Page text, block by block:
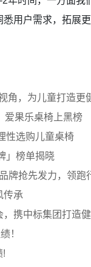
用户需求，拓展
角，为儿童打造更
爱果乐桌椅上黑榜
性选购儿童桌椅
」榜单揭晓
牌抢先发力，领跑
传承
携中标集团打造
！
!